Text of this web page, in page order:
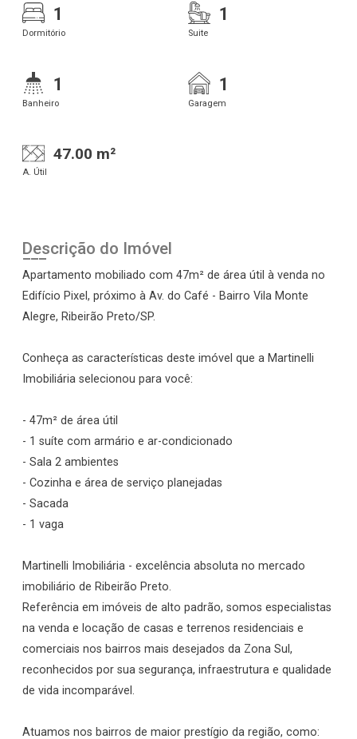
1
Dormitório
1
Suite
1
Banheiro
1
Garagem
47.00 m²
A. Útil
Descrição do Imóvel
Apartamento mobiliado com 47m² de área útil à venda no
Edifício Pixel, próximo à Av. do Café - Bairro Vila Monte
Alegre, Ribeirão Preto/SP.
Conheça as características deste imóvel que a Martinelli
Imobiliária selecionou para você:
- 47m² de área útil
- 1 suíte com armário e ar-condicionado
- Sala 2 ambientes
- Cozinha e área de serviço planejadas
- Sacada
- 1 vaga
Martinelli Imobiliária - excelência absoluta no mercado
imobiliário de Ribeirão Preto.
Referência em imóveis de alto padrão, somos especialistas
na venda e locação de casas e terrenos residenciais e
comerciais nos bairros mais desejados da Zona Sul,
reconhecidos por sua segurança, infraestrutura e qualidade
de vida incomparável.
Atuamos nos bairros de maior prestígio da região, como: